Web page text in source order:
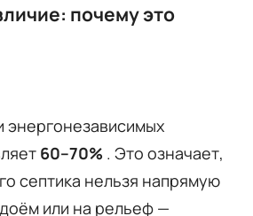
почему это
энергонезависимых
60–70% . Это означает,
септика нельзя напрямую
или на рельеф —